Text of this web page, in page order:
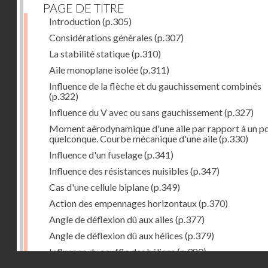
PAGE DE TITRE
Introduction(p.305)
Considérations générales (p.307)
La stabilité statique(p.310)
Aile monoplane isolée(p.311)
Influence de la flèche et du gauchissement combinés
(p.322)
Influence du V avec ou sans gauchissement(p.327)
Moment aérodynamique d'une aile par rapport à un
quelconque. Courbe mécanique d'une aile(p.330)
Influence d'un fuselage(p.341)
Influence des résistances nuisibles (p.347)
Cas d'une cellule biplane(p.349)
Action des empennages horizontaux(p.370)
Angle de déflexion dû aux ailes (p.377)
Angle de déflexion dû aux hélices (p.379)
Influence du souffle des hélices(p.380)